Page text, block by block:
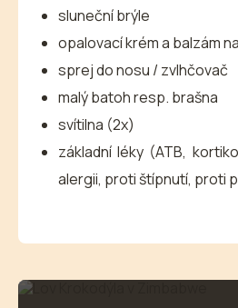
sluneční brýle
opalovací krém a balzám
sprej do nosu / zvlhčovač
malý batoh resp. brašna
svítilna (2x)
základní léky (ATB,
alergii, proti štípnutí, proti